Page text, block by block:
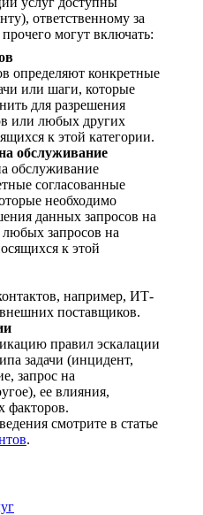
ответственному за
могут включать:
определяют конкретные
или шаги, которые
для разрешения
или любых других
к этой категории.
обслуживание
обслуживание
согласованные
необходимо
данных запросов на
запросов на
к этой
например, ИТ-
поставщиков.
правил эскалации
задачи (инцидент,
запрос на
ее влияния,
факторов.
смотрите в статье
.